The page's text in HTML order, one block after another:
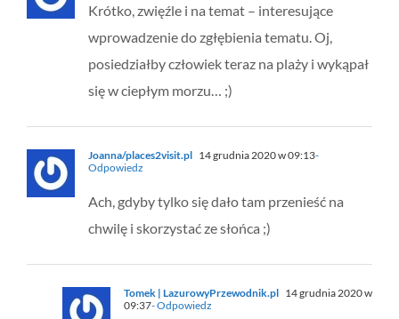
Krótko, zwięźle i na temat – interesujące
wprowadzenie do zgłębienia tematu. Oj,
posiedziałby człowiek teraz na plaży i wykąpał
się w ciepłym morzu… ;)
Joanna/places2visit.pl 14 grudnia 2020 w 09:13-
Odpowiedz
Ach, gdyby tylko się dało tam przenieść na
chwilę i skorzystać ze słońca ;)
Tomek | LazurowyPrzewodnik.pl 14 grudnia 2020 w
09:37- Odpowiedz